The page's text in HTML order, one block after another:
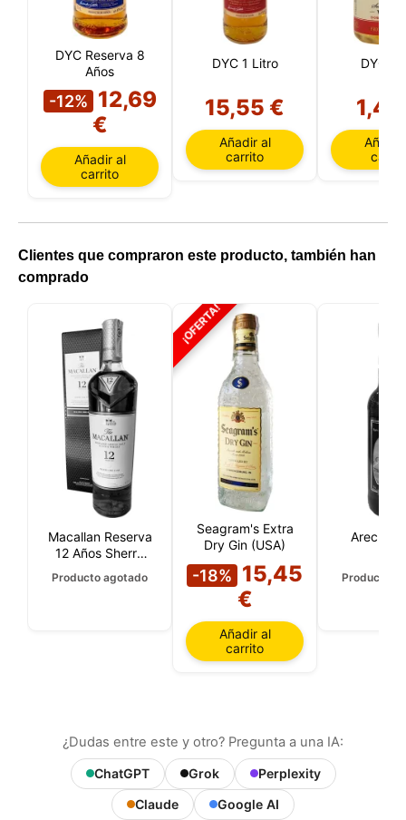
DYC Reserva 8
Años
-12% 12,69
€
Añadir al
carrito
DYC 1 Litro
15,55 €
Añadir al
carrito
DYC 5
Añadir
Clientes que compraron este producto, también han
comprado
Macallan Reserva
12 Años Sherry
Producto agotado
¡OFERTA!
Seagram's Extra
Dry Gin (USA)
-18%
15,45
€
Añadir al
carrito
Arecha
Producto
¿Dudas entre este y otro? Pregunta a una IA:
ChatGPT Grok
Perplexity
Claude
Google AI